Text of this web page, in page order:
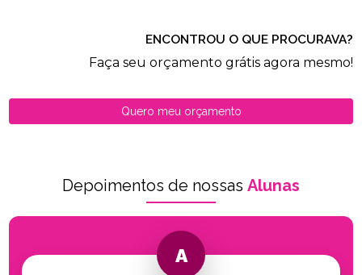
ENCONTROU O QUE PROCURAVA?
Faça seu orçamento grátis agora mesmo!
Quero meu orçamento
Depoimentos de nossas Alunas